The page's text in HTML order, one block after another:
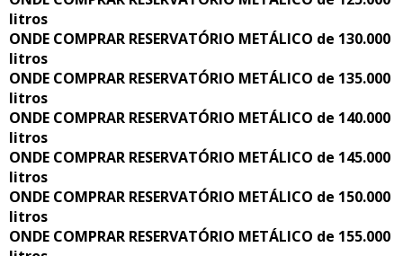
litros
ONDE COMPRAR RESERVATÓRIO METÁLICO de 130.000
litros
ONDE COMPRAR RESERVATÓRIO METÁLICO de 135.000
litros
ONDE COMPRAR RESERVATÓRIO METÁLICO de 140.000
litros
ONDE COMPRAR RESERVATÓRIO METÁLICO de 145.000
litros
ONDE COMPRAR RESERVATÓRIO METÁLICO de 150.000
litros
ONDE COMPRAR RESERVATÓRIO METÁLICO de 155.000